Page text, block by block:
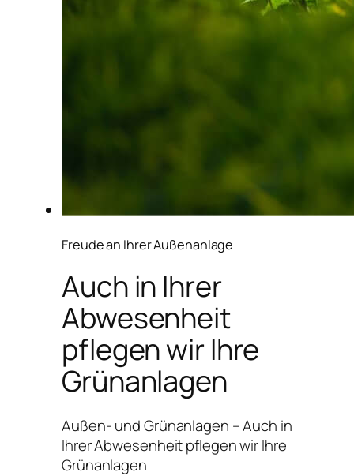
Freude an Ihrer Außenanlage
Auch in Ihrer
Abwesenheit
pflegen wir Ihre
Grünanlagen
Außen- und Grünanlagen – Auch in
Ihrer Abwesenheit pflegen wir Ihre
Grünanlagen